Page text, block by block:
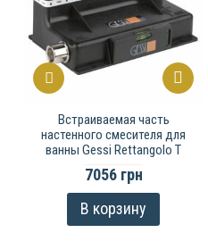
Встраиваемая часть
настенного смесителя для
ванны Gessi Rettangolo T
7056 грн
В корзину